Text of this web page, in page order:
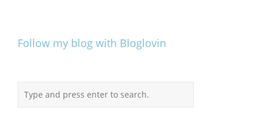
Follow my blog with Bloglovin